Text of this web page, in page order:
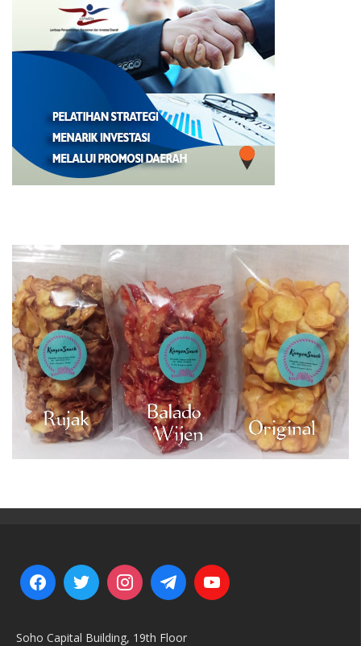
Soho Capital Building, 19th Floor